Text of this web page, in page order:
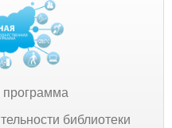
программа
библиотеки